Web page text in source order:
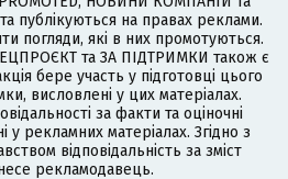
публікуються на правах реклами.
погляди, які в них промотуються.
та ЗА ПІДТРИМКИ також є
бере участь у підготовці цього
висловлені у цих матеріалах.
за факти та оціночні
рекламних матеріалах. Згідно з
відповідальність за зміст
рекламодавець.